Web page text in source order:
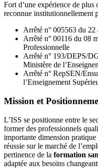
Fort d’une expérience de
reconnue institutionnellement
Arrêté n° 005563 du
Arrêté n° 00116 du 08
Professionnelle
Arrêté n° 193/DEPS/
Ministère de
Arrêté n° RepSEN/
l’Enseignement
Mission et
L’ISS se positionne entre le
former des professionnels
importante dimension
réussie sur le marché de
pertinence de la formation
adaptée aux besoins